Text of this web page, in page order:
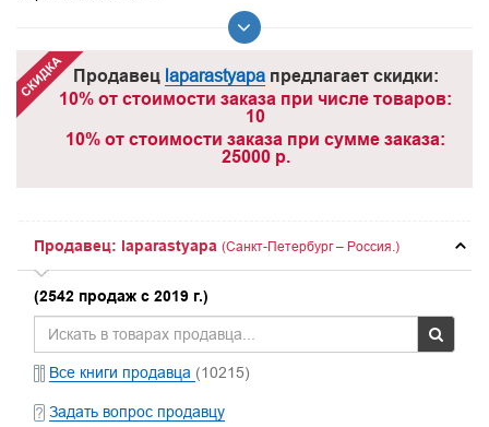
Продавец laparastyapaпредлагает скидки:
10% от стоимости заказа при числе товаров:
10
10% от стоимости заказа при сумме заказа:
25000 р.
Продавец: laparastyapa (Санкт-Петербург – Россия.)
(2542 продаж с 2019 г.)
Все книги продавца (10215)
Задать вопрос продавцу